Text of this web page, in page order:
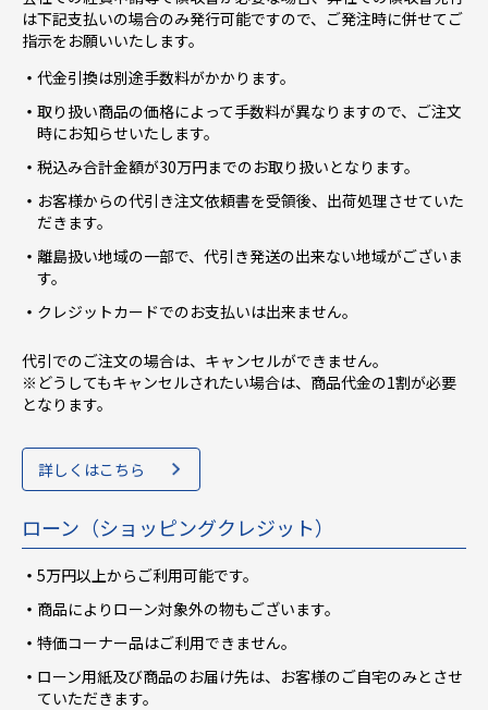
は下記支払いの場合のみ発行可能ですので、ご発注時に併せてご
指示をお願いいたします。
代金引換は別途手数料がかかります。
取り扱い商品の価格によって手数料が異なりますので、ご注文
時にお知らせいたします。
税込み合計金額が30万円までのお取り扱いとなります。
お客様からの代引き注文依頼書を受領後、出荷処理させていた
だきます。
離島扱い地域の一部で、代引き発送の出来ない地域がございま
す。
クレジットカードでのお支払いは出来ません。
代引でのご注文の場合は、キャンセルができません。
※どうしてもキャンセルされたい場合は、商品代金の1割が必要
となります。
詳しくはこちら
ローン（ショッピングクレジット）
5万円以上からご利用可能です。
商品によりローン対象外の物もございます。
特価コーナー品はご利用できません。
ローン用紙及び商品のお届け先は、お客様のご自宅のみとさせ
ていただきます。